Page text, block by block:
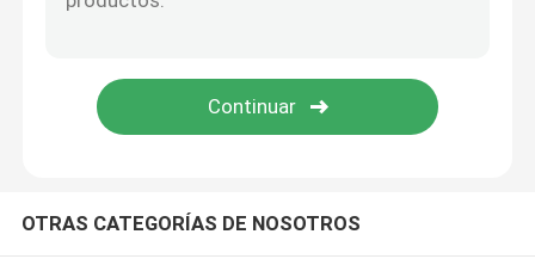
discos de cerámica piezoeléctricos
Elemento de cerámica piezoeléctrico
OTRAS CATEGORÍAS DE NOSOTROS